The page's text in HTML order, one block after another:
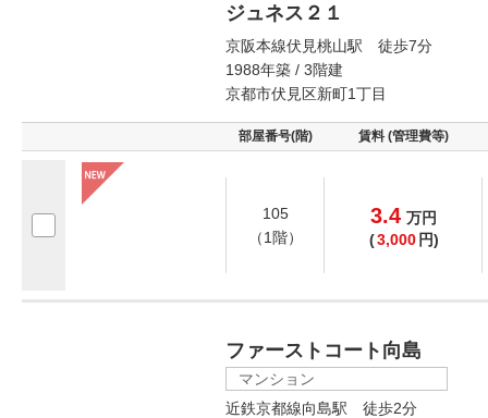
ジュネス２１
京阪本線伏見桃山駅 徒歩7分
1988年築 / 3階建
京都市伏見区新町1丁目
部屋番号(階) 賃料 (管理費等)
105
（1階）
3.4 万円
(3,000 円)
ファーストコート向島
マンション
近鉄京都線向島駅 徒歩2分